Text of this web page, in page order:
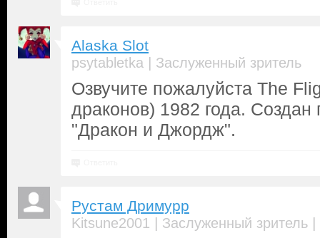
Alaska Slot
psytabletka | Заслуженный зритель
Озвучите пожалуйста The
драконов) 1982 года. Создан
"Дракон и Джордж".
Рустам Дримурр
Kitsune2001 | Заслуженный зритель |